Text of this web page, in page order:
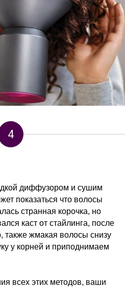
4
диффузором и сушим
показаться что волосы
странная корочка, но
каст от стайлинга, после
также жмакая волосы снизу
у корней и приподнимаем
всех этих методов, ваши